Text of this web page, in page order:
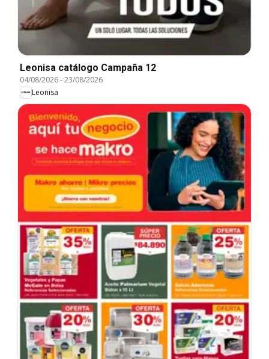
Leonisa catálogo Campaña 12
04/08/2026-23/08/2026
Leonisa